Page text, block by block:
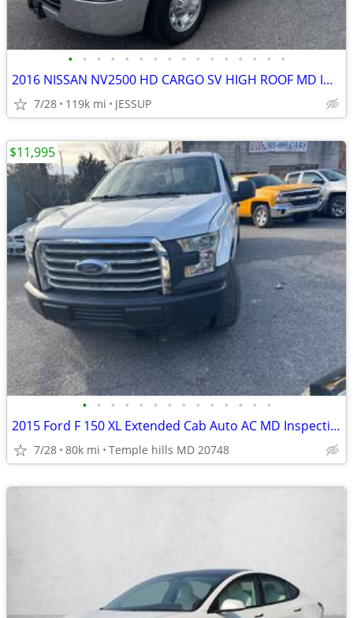
• • • • • • • • • • • • • • • •
2016 NISSAN NV2500 HD CARGO SV HIGH ROOF MD INSPECTED
7/28 119k mi JESSUP
• • • • • • • • • • • • • •
2015 Ford F 150 XL Extended Cab Auto AC MD Inspection Warranty 79K
7/28 80k mi Temple hills MD 20748
$11,995